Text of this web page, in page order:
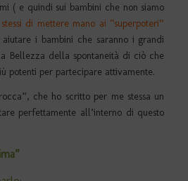
( e quindi sui bambini che non siamo
di mettere mano ai “superpoteri”
i bambini che saranno i grandi
Bellezza della spontaneità di ciò che
potenti per partecipare attivamente.
che ho scritto per me stessa un
perfettamente all’interno di questo